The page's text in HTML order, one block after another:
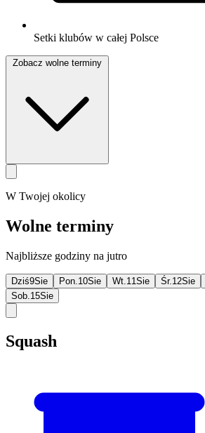
Setki klubów w całej Polsce
W Twojej okolicy
Wolne terminy
Najbliższe godziny na jutro
Dziś9Sie Pon. 10Sie Wt. 11Sie Śr. 12Sie
Sob. 15Sie
Squash